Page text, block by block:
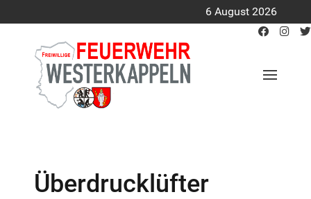
6 August 2026
Überdrucklüfter